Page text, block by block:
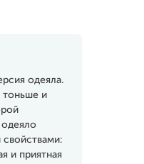
одеяла.
тоньше и
одеяло
и приятная